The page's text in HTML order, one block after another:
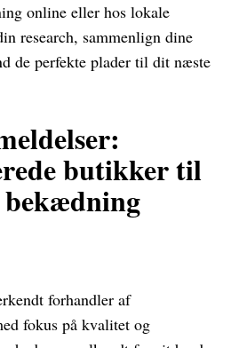
online eller hos lokale
research, sammenlign dine
de perfekte plader til dit næste
butikker til
forhandler af
fokus på kvalitet og